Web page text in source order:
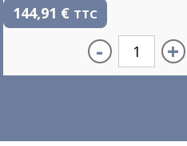
144,91 € TTC
- +